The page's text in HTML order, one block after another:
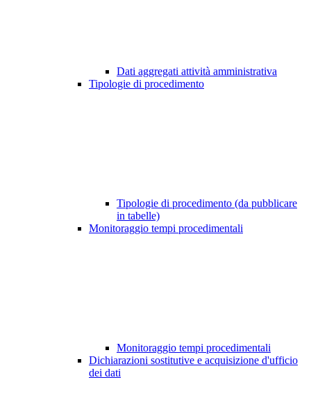
Dati aggregati attività amministrativa
Tipologie di procedimento
Tipologie di procedimento (da pubblicare
in tabelle)
Monitoraggio tempi procedimentali
Monitoraggio tempi procedimentali
Dichiarazioni sostitutive e acquisizione d'ufficio
dei dati